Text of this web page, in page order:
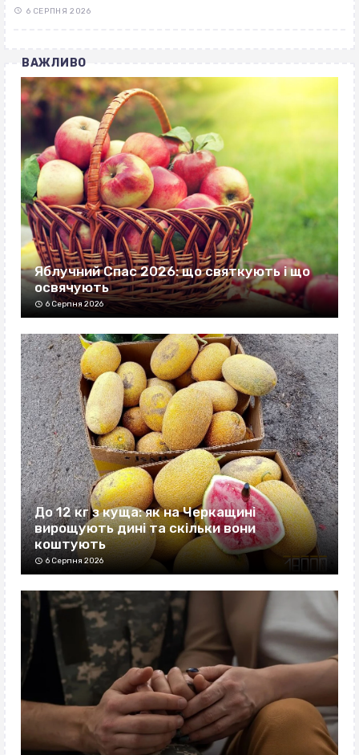
6 СЕРПНЯ 2026
ВАЖЛИВО
Яблучний Спас 2026: що святкують і що
освячують
6 Серпня 2026
До 12 кг з куща: як на Черкащині
вирощують дині та скільки вони
коштують
6 Серпня 2026